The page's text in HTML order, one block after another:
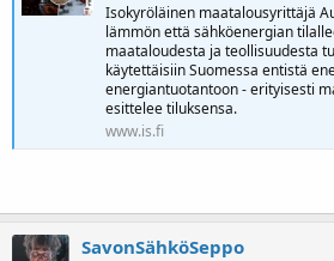
Isokyröläinen maatalousyrittäjä
lämmön että sähköenergian
maataloudesta ja teollisuudesta
käytettäisiin Suomessa entistä
energiantuotantoon - erityisesti
esittelee tiluksensa.
www.is.fi
SavonSähköSeppo